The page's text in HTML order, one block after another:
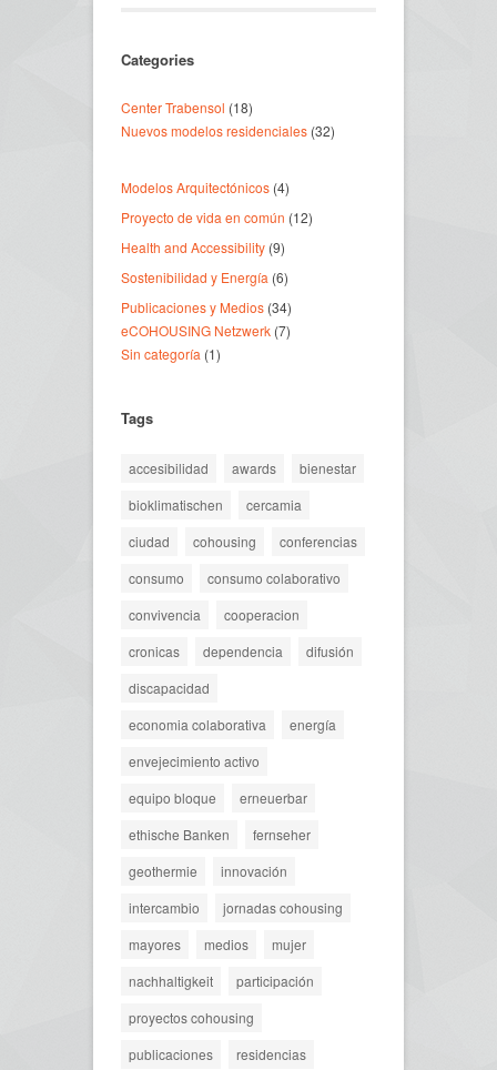
Categories
Center Trabensol (18)
Nuevos modelos residenciales (32)
Modelos Arquitectónicos (4)
Proyecto de vida en común (12)
Health and Accessibility (9)
Sostenibilidad y Energía (6)
Publicaciones y Medios (34)
eCOHOUSING Netzwerk (7)
Sin categoría (1)
Tags
accesibilidad awards
bienestar
bioklimatischen
cercamia
ciudad
cohousing
conferencias
consumo
consumo colaborativo
convivencia
cooperacion
cronicas
dependencia
difusión
discapacidad
economia colaborativa
energía
envejecimiento activo
equipo bloque
erneuerbar
ethische Banken
fernseher
geothermie
innovación
intercambio
jornadas cohousing
mayores
medios
mujer
nachhaltigkeit
participación
proyectos cohousing
publicaciones
residencias